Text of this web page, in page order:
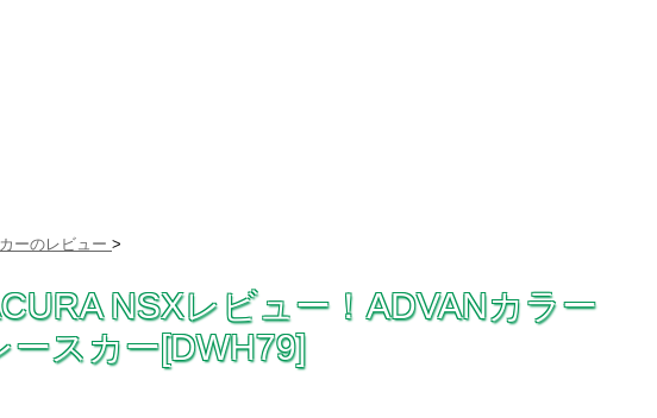
ーのレビュー >
NSXレビュー！ADVANカラー
ースカー[DWH79]